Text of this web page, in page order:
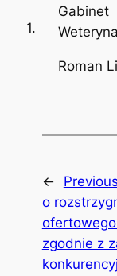
1.
Gabinet
Roman
←
o
zgodnie z